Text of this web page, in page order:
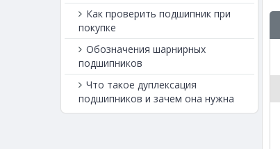
Как проверить подшипник при
покупке
Обозначения шарнирных
подшипников
Что такое дуплексация
подшипников и зачем она нужна